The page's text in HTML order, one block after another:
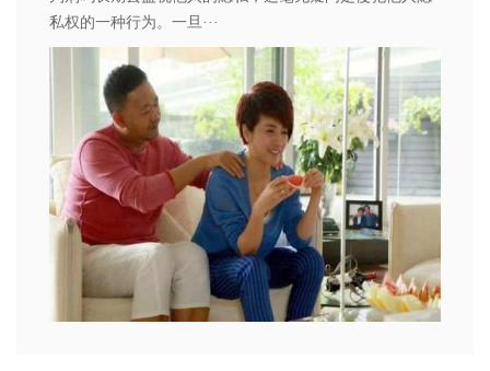
私权的一种行为。一旦···